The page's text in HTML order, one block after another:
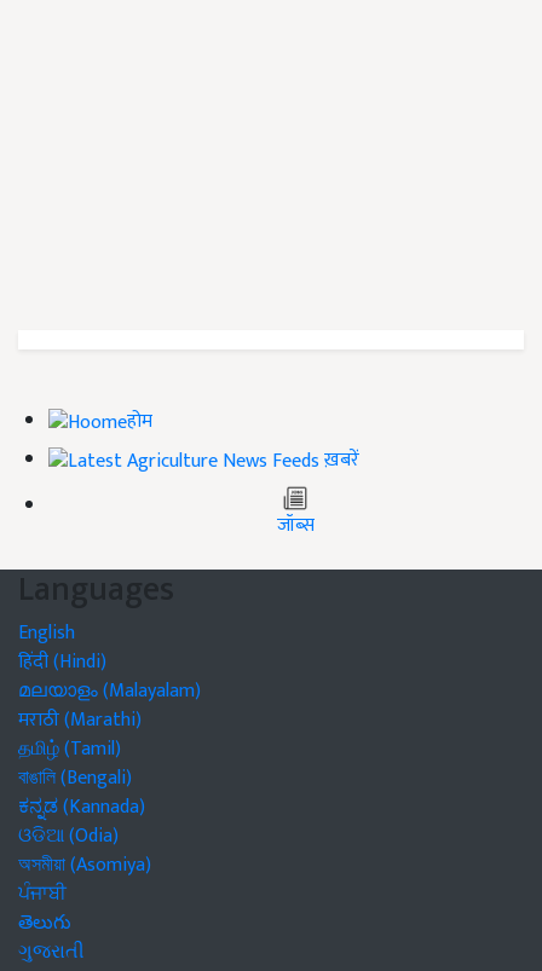
होम
ख़बरें
जॉब्स
Languages
English
हिंदी (Hindi)
മലയാളം (Malayalam)
मराठी (Marathi)
தமிழ் (Tamil)
বাঙালি (Bengali)
ಕನ್ನಡ (Kannada)
ଓଡିଆ (Odia)
অসমীয়া (Asomiya)
ਪੰਜਾਬੀ
తెలుగు
ગુજરાતી